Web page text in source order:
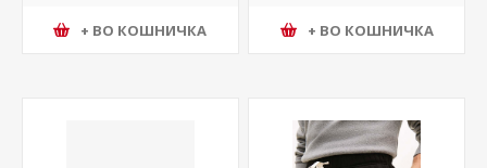
+ ВО КОШНИЧКА + ВО КОШНИЧКА